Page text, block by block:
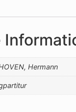
Hermann